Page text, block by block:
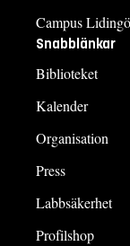
Campus Lidingö
Snabblänkar
Biblioteket
Kalender
Organisation
Press
Labbsäkerhet
Profilshop